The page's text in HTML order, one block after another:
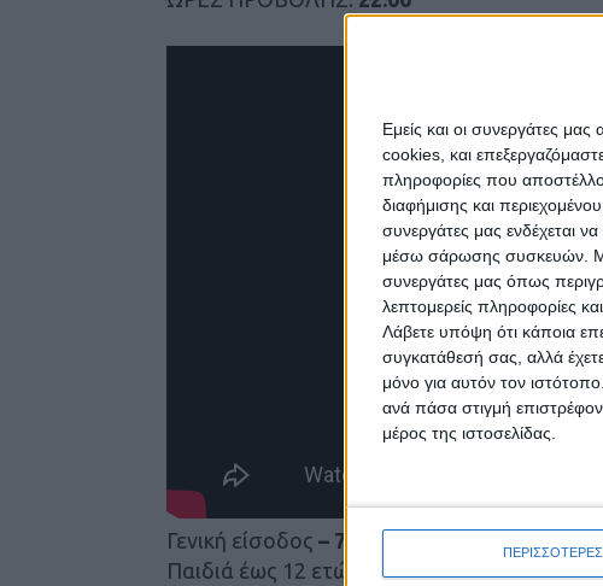
Εμείς και οι συνεργάτες
cookies, και
πληροφορίες που
διαφήμισης και
συνεργάτες μας ενδέχεται
μέσω σάρωσης συσκευών.
συνεργάτες μας όπως
λεπτομερείς πληροφορίες
Λάβετε υπόψη ότι κάποια
συγκατάθεσή σας, αλλά
μόνο για αυτόν τον
ανά πάσα στιγμή
μέρος της ιστοσελίδας.
Γενική είσοδος – 7,50€
Παιδιά έως 12 ετών – Φοιτητές – Α.Μ.Ε.Α. –